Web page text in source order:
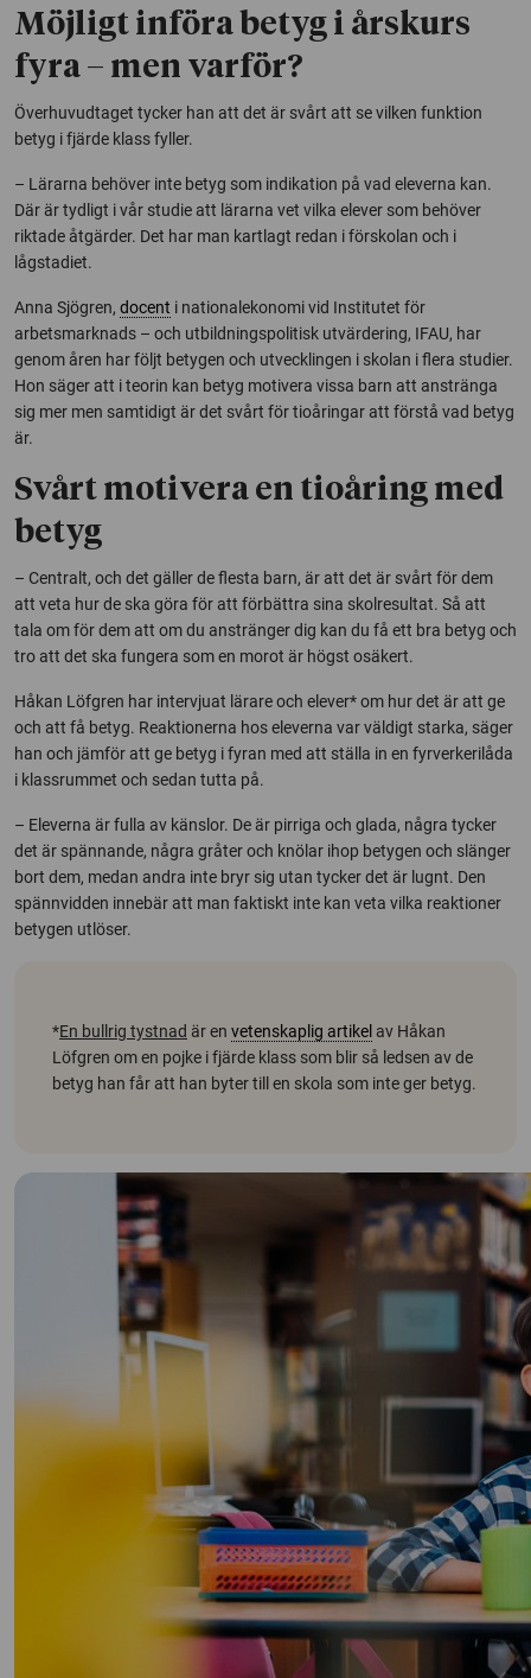
Möjligt införa betyg i årskurs
fyra – men varför?
Överhuvudtaget tycker han att det är svårt att se vilken funktion
betyg i fjärde klass fyller.
– Lärarna behöver inte betyg som indikation på vad eleverna kan.
Där är tydligt i vår studie att lärarna vet vilka elever som behöver
riktade åtgärder. Det har man kartlagt redan i förskolan och i
lågstadiet.
Anna Sjögren, docent i nationalekonomi vid Institutet för
arbetsmarknads – och utbildningspolitisk utvärdering, IFAU, har
genom åren har följt betygen och utvecklingen i skolan i flera studier.
Hon säger att i teorin kan betyg motivera vissa barn att anstränga
sig mer men samtidigt är det svårt för tioåringar att förstå vad betyg
är.
Svårt motivera en tioåring med
betyg
– Centralt, och det gäller de flesta barn, är att det är svårt för dem
att veta hur de ska göra för att förbättra sina skolresultat. Så att
tala om för dem att om du anstränger dig kan du få ett bra betyg och
tro att det ska fungera som en morot är högst osäkert.
Håkan Löfgren har intervjuat lärare och elever* om hur det är att ge
och att få betyg. Reaktionerna hos eleverna var väldigt starka, säger
han och jämför att ge betyg i fyran med att ställa in en fyrverkerilåda
i klassrummet och sedan tutta på.
– Eleverna är fulla av känslor. De är pirriga och glada, några tycker
det är spännande, några gråter och knölar ihop betygen och slänger
bort dem, medan andra inte bryr sig utan tycker det är lugnt. Den
spännvidden innebär att man faktiskt inte kan veta vilka reaktioner
betygen utlöser.
*En bullrig tystnad är en vetenskaplig artikel av Håkan
Löfgren om en pojke i fjärde klass som blir så ledsen av de
betyg han får att han byter till en skola som inte ger betyg.